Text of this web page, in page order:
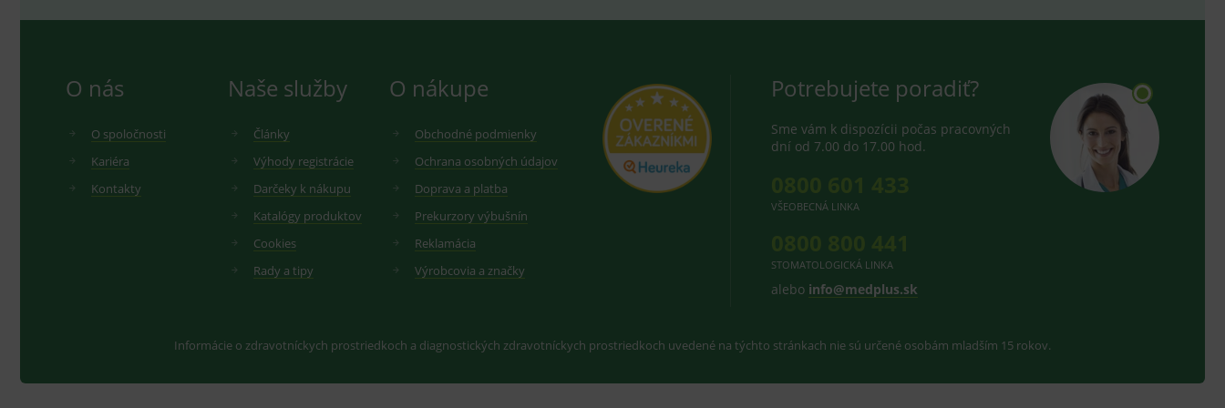
O nás
O spoločnosti
Kariéra
Kontakty
Naše služby
Články
Výhody registrácie
Darčeky k nákupu
Katalógy produktov
Cookies
Rady a tipy
O nákupe
Obchodné podmienky
Ochrana osobných údajov
Doprava a platba
Prekurzory výbušnín
Reklamácia
Výrobcovia a značky
Potrebujete poradiť?
Sme vám k dispozícii počas pracovných
dní od 7.00 do 17.00 hod.
VŠEOBECNÁ LINKA
STOMATOLOGICKÁ LINKA
alebo info@medplus.sk
Informácie o zdravotníckych prostriedkoch a diagnostických zdravotníckych prostriedkoch uvedené na týchto stránkach nie sú určené osobám mladším 15 rokov.